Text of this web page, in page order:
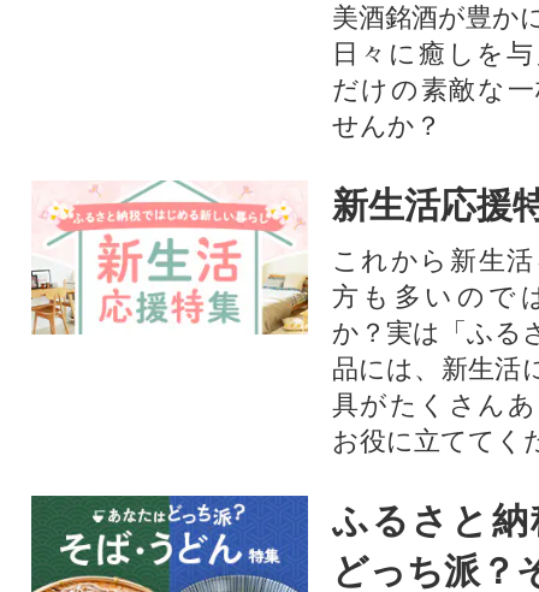
美酒銘酒が豊か
日々に癒しを
だけの素敵な
せんか？
新生活応援
これから新生
方も多いので
か？実は「ふる
品には、新生活
具がたくさん
お役に立ててく
ふるさと
どっち派？